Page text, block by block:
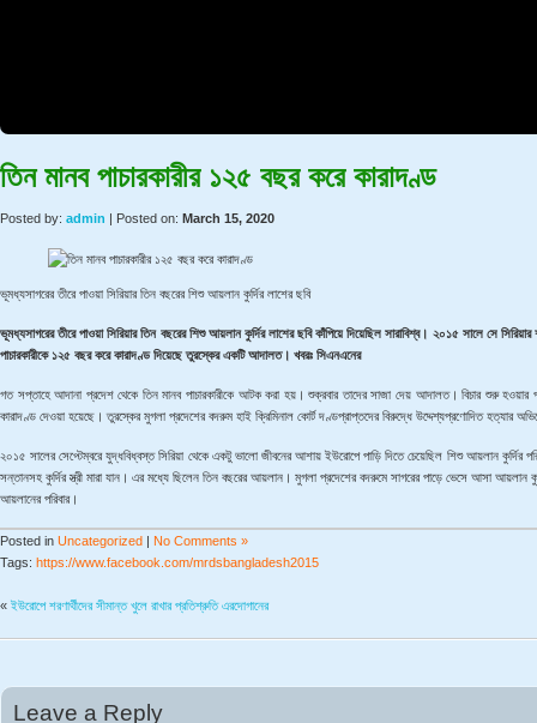
তিন মানব পাচারকারীর ১২৫ বছর করে কারাদণ্ড
Posted by: admin | Posted on: March 15, 2020
ভূমধ্যসাগরের তীরে পাওয়া সিরিয়ার তিন বছরের শিশু আয়লান কুর্দির লাশের ছবি
ভূমধ্যসাগরের তীরে পাওয়া সিরিয়ার তিন বছরের শিশু আয়লান কুর্দির লাশের ছবি কাঁপিয়ে দিয়েছিল সারাবিশ্ব। ২০১৫ সালে সে
পাচারকারীকে ১২৫ বছর করে কারাদণ্ড দিয়েছে তুরস্কের একটি আদালত। খবরঃ সিএনএনের
গত সপ্তাহে আদানা প্রদেশ থেকে তিন মানব পাচারকারীকে আটক করা হয়। শুক্রবার তাদের সাজা দেয় আদালত। বিচার শুরু
কারাদণ্ড দেওয়া হয়েছে। তুরস্কের মুগলা প্রদেশের বদরুম হাই ক্রিমিনাল কোর্ট দণ্ডপ্রাপ্তদের বিরুদ্ধে উদ্দেশ্যপ্রণোদিত হত্যার
২০১৫ সালের সেপ্টেম্বরে যুদ্ধবিধ্বস্ত সিরিয়া থেকে একটু ভালো জীবনের আশায় ইউরোপে পাড়ি দিতে চেয়েছিল শিশু আয়লান কুর্দির
সন্তানসহ কুর্দির স্ত্রী মারা যান। এর মধ্যে ছিলেন তিন বছরের আয়লান। মুগলা প্রদেশের বদরুমে সাগরের পাড়ে ভেসে আসা আয়লান
আয়লানের পরিবার।
Posted in Uncategorized | No Comments »
Tags: https://www.facebook.com/mrdsbangladesh2015
« ইউরোপে শরণার্থীদের সীমান্ত খুলে রাখার প্রতিশ্রুতি এরদোগানের
Leave a Reply